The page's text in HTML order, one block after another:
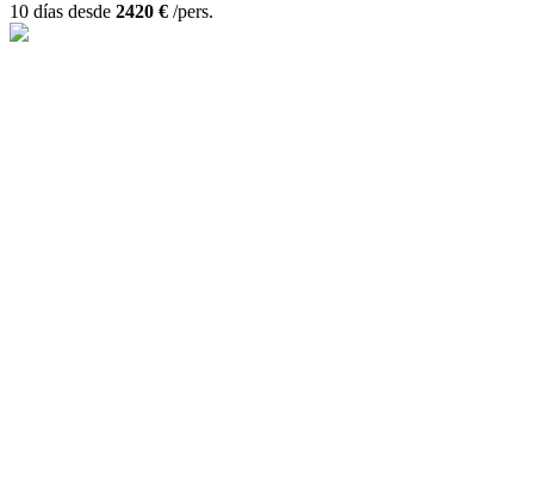
10 días desde 2420 € /pers.